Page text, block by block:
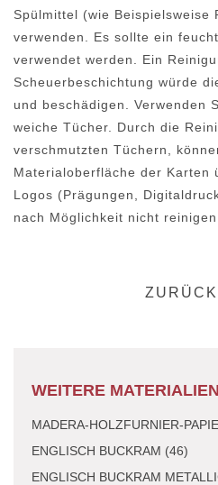
Spülmittel (wie Beispielsweise
verwenden. Es sollte ein
verwendet werden. Ein
Scheuerbeschichtung würde
und beschädigen. Verwenden
weiche Tücher. Durch die
verschmutzten Tüchern,
Materialoberfläche der Karten
Logos (Prägungen,
nach Möglichkeit nicht reinigen.
WEITERE MATERIALIEN
MADERA-HOLZFURNIER-
ENGLISCH BUCKRAM (46)
ENGLISCH BUCKRAM